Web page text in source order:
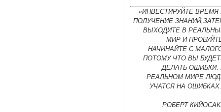
«ИНВЕСТИРУЙТЕ ВРЕМЯ
ПОЛУЧЕНИЕ
ВЫХОДИТЕ В
МИР И
НАЧИНАЙТЕ С
ПОТОМУ ЧТО ВЫ
ДЕЛАТЬ ОШИБКИ.
РЕАЛЬНОМ МИРЕ
УЧАТСЯ НА
РОБЕРТ